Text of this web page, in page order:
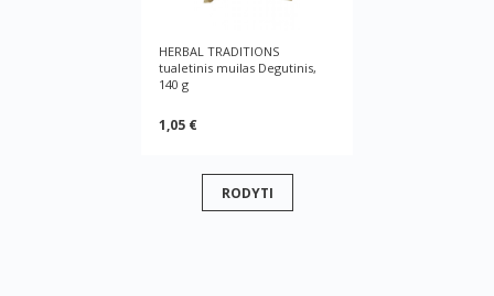
HERBAL TRADITIONS
tualetinis muilas Degutinis,
140 g
1,05 €
RODYTI